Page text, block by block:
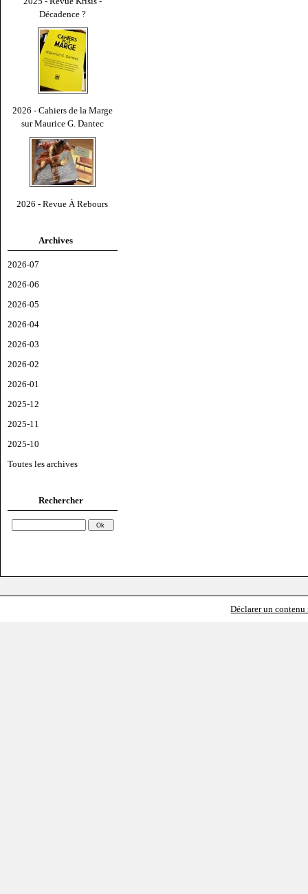
Décadence ?
2026 - Cahiers de la Marge
sur Maurice G. Dantec
2026 - Revue À Rebours
Archives
2026-07
2026-06
2026-05
2026-04
2026-03
2026-02
2026-01
2025-12
2025-11
2025-10
Toutes les archives
Rechercher
Déclarer un